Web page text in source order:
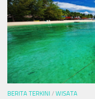
BERITA TERKINI / WISATA